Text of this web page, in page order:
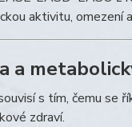
aktivitu, omezení
a
s tím, čemu se
zdraví.